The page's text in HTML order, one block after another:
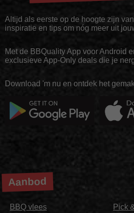
Altijd als eerste op de hoogte zijn
inspiratie en tips om nóg meer uit
Met de BBQuality App voor Android
exclusieve App-Only deals die je
Download 'm nu en ontdek het
Aanbod
BBQ vlees
Pick